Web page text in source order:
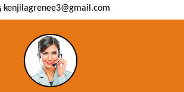
kenjilagrenee3@gmail.com